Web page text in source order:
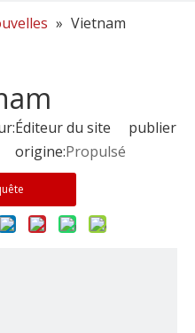
» Vietnam
du site publier
origine:Propulsé